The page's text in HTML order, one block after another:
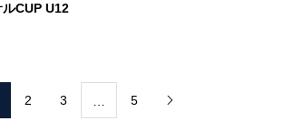
CUP U12
2 3 5 